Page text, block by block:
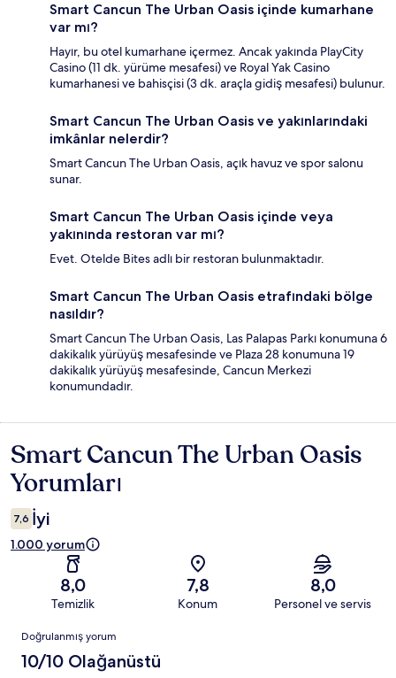
Smart Cancun The Urban Oasis içinde kumarhane
var mı?
Hayır, bu otel kumarhane içermez. Ancak yakında PlayCity
Casino (11 dk. yürüme mesafesi) ve Royal Yak Casino
kumarhanesi ve bahisçisi (3 dk. araçla gidiş mesafesi) bulunur.
Smart Cancun The Urban Oasis ve yakınlarındaki
imkânlar nelerdir?
Smart Cancun The Urban Oasis, açık havuz ve spor salonu
sunar.
Smart Cancun The Urban Oasis içinde veya
yakınında restoran var mı?
Evet. Otelde Bites adlı bir restoran bulunmaktadır.
Smart Cancun The Urban Oasis etrafındaki bölge
nasıldır?
Smart Cancun The Urban Oasis, Las Palapas Parkı konumuna 6
dakikalık yürüyüş mesafesinde ve Plaza 28 konumuna 19
dakikalık yürüyüş mesafesinde, Cancun Merkezi
konumundadır.
Yorumlar
Smart Cancun The Urban Oasis
Yorumları
7,6 İyi
1.000 yorum
8,0
Temizlik
7,8
Konum
8,0
Personel ve servis
Yorumlar
Doğrulanmış yorum
10/10 Olağanüstü